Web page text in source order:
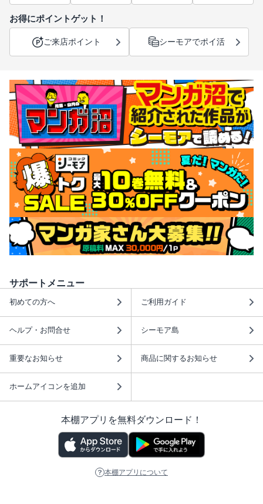
お得にポイントゲット！
ご来店ポイント シーモアでポイ活
サポートメニュー
初めての方へ ご利用ガイド
ヘルプ・お問合せ シーモア島
重要なお知らせ 商品に関するお知らせ
ホームアイコンを追加
本棚アプリを無料ダウンロード！
本棚アプリについて